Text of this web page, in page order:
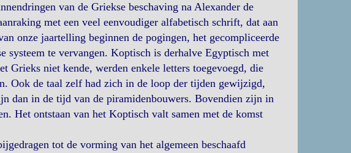
van de Griekse beschaving na Alexander de
met een veel eenvoudiger alfabetisch schrift, dat aan
onze jaartelling beginnen de pogingen, het gecompliceerde
systeem te vervangen. Koptisch is derhalve Egyptisch met
Grieks niet kende, werden enkele letters toegevoegd, die
Ook de taal zelf had zich in de loop der tijden gewijzigd,
dan in de tijd van de piramidenbouwers. Bovendien zijn in
Het ontstaan van het Koptisch valt samen met de komst
tot de vorming van het algemeen beschaafd